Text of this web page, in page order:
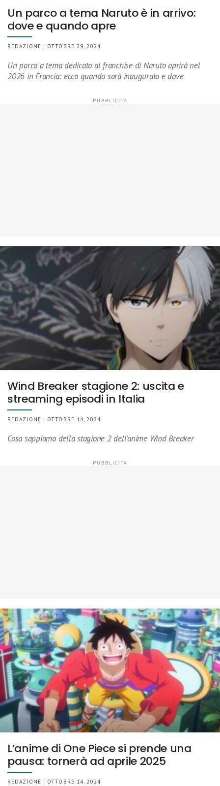
Un parco a tema Naruto è in arrivo:
dove e quando apre
REDAZIONE | OTTOBRE 29, 2024
Un parco a tema dedicato al franchise di Naruto aprirà nel
2026 in Francia: ecco quando sarà inaugurato e dove
Wind Breaker stagione 2: uscita e
streaming episodi in Italia
REDAZIONE | OTTOBRE 14, 2024
Cosa sappiamo della stagione 2 dell’anime Wind Breaker
L’anime di One Piece si prende una
pausa: tornerà ad aprile 2025
REDAZIONE | OTTOBRE 14, 2024